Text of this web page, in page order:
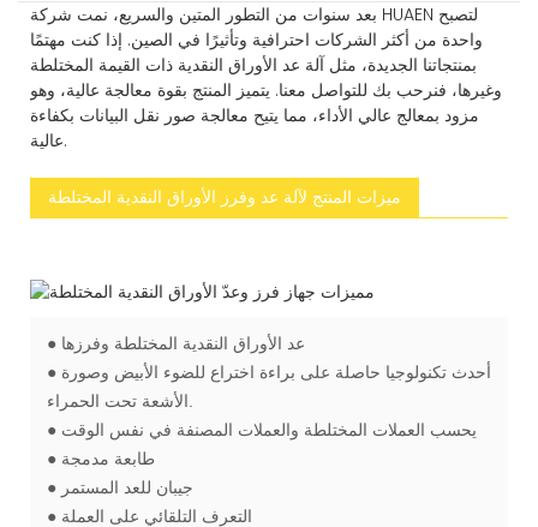
بعد سنوات من التطور المتين والسريع، نمت شركة HUAEN لتصبح
واحدة من أكثر الشركات احترافية وتأثيرًا في الصين. إذا كنت مهتمًا
بمنتجاتنا الجديدة، مثل آلة عد الأوراق النقدية ذات القيمة المختلطة
وغيرها، فنرحب بك للتواصل معنا. يتميز المنتج بقوة معالجة عالية، وهو
مزود بمعالج عالي الأداء، مما يتيح معالجة صور نقل البيانات بكفاءة
عالية.
ميزات المنتج لآلة عد وفرز الأوراق النقدية المختلطة
● عد الأوراق النقدية المختلطة وفرزها
● أحدث تكنولوجيا حاصلة على براءة اختراع للضوء الأبيض وصورة
● يحسب العملات المختلطة والعملات المصنفة في نفس الوقت
● طابعة مدمجة
● جيبان للعد المستمر
● التعرف التلقائي على العملة